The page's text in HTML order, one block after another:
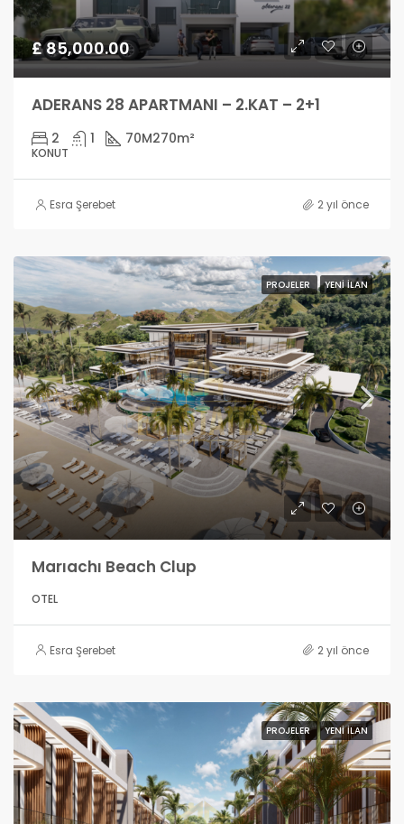
£ 85,000.00
ADERANS 28 APARTMANI – 2.KAT – 2+1
2 1 70M270m²
KONUT
Esra Şerebet 2 yıl önce
PROJELER YENI İLAN
Marıachı Beach Clup
OTEL
Esra Şerebet 2 yıl önce
PROJELER YENI İLAN